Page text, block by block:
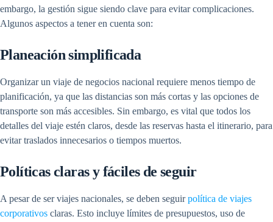
embargo, la gestión sigue siendo clave para evitar complicaciones.
Algunos aspectos a tener en cuenta son:
Planeación simplificada
Organizar un viaje de negocios nacional requiere menos tiempo de
planificación, ya que las distancias son más cortas y las opciones de
transporte son más accesibles. Sin embargo, es vital que todos los
detalles del viaje estén claros, desde las reservas hasta el itinerario, para
evitar traslados innecesarios o tiempos muertos.
Políticas claras y fáciles de seguir
A pesar de ser viajes nacionales, se deben seguirpolítica de viajes
corporativos claras. Esto incluye límites de presupuestos, uso de